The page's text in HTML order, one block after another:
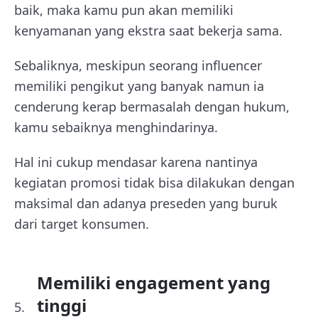
baik, maka kamu pun akan memiliki
kenyamanan yang ekstra saat bekerja sama.
Sebaliknya, meskipun seorang influencer
memiliki pengikut yang banyak namun ia
cenderung kerap bermasalah dengan hukum,
kamu sebaiknya menghindarinya.
Hal ini cukup mendasar karena nantinya
kegiatan promosi tidak bisa dilakukan dengan
maksimal dan adanya preseden yang buruk
dari target konsumen.
Memiliki engagement yang
tinggi